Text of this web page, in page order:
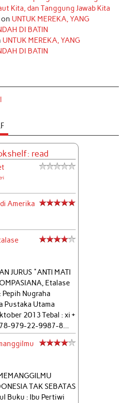
Kita, dan Tanggung Jawab Kita
on UNTUK MEREKA, YANG
DI BATIN
UNTUK MEREKA, YANG
DI BATIN
read
Amerika
JURUS "ANTI MATI
Etalase
Nugraha
Pustaka Utama
2013 Tebal : xi +
979-22-9987-8...
TAK SEBATAS
Buku : Ibu Pertiwi